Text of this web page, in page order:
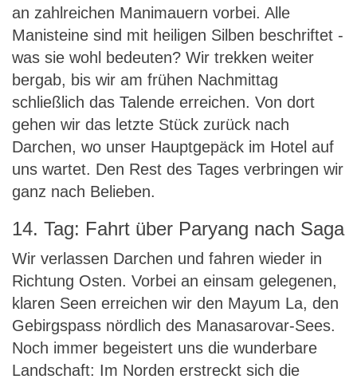
an zahlreichen Manimauern vorbei. Alle
Manisteine sind mit heiligen Silben beschriftet -
was sie wohl bedeuten? Wir trekken weiter
bergab, bis wir am frühen Nachmittag
schließlich das Talende erreichen. Von dort
gehen wir das letzte Stück zurück nach
Darchen, wo unser Hauptgepäck im Hotel auf
uns wartet. Den Rest des Tages verbringen wir
ganz nach Belieben.
14. Tag: Fahrt über Paryang nach Saga
Wir verlassen Darchen und fahren wieder in
Richtung Osten. Vorbei an einsam gelegenen,
klaren Seen erreichen wir den Mayum La, den
Gebirgspass nördlich des Manasarovar-Sees.
Noch immer begeistert uns die wunderbare
Landschaft: Im Norden erstreckt sich die